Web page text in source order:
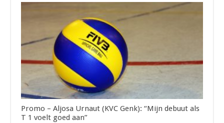
Promo – Aljosa Urnaut (KVC Genk): “Mijn debuut als
T 1 voelt goed aan”